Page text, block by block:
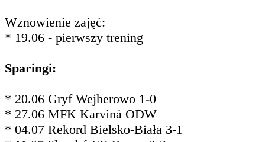
Wznowienie zajęć:
* 19.06 - pierwszy trening
Sparingi:
* 20.06 Gryf Wejherowo 1-0
* 27.06 MFK Karviná ODW
* 04.07 Rekord Bielsko-Biała 3-1